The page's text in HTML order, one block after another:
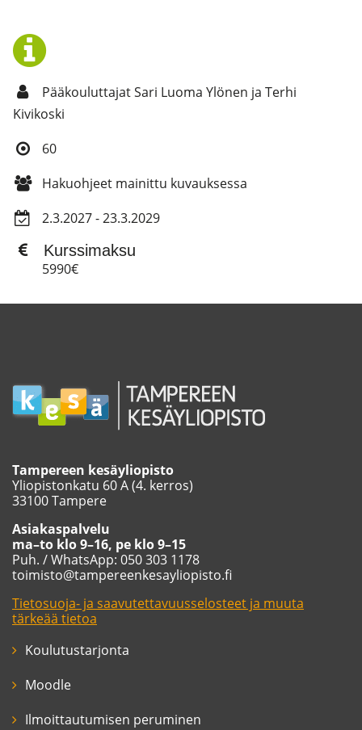
Pääkouluttajat Sari Luoma Ylönen ja Terhi
Kivikoski
60
Hakuohjeet mainittu kuvauksessa
2.3.2027 - 23.3.2029
Kurssimaksu
5990€
Tampereen kesäyliopisto
Yliopistonkatu 60 A (4. kerros)
33100 Tampere
Asiakaspalvelu
ma–to klo 9–16, pe klo 9–15
Puh. / WhatsApp: 050 303 1178
toimisto@tampereenkesayliopisto.fi
Tietosuoja- ja saavutettavuusselosteet ja muuta
tärkeää tietoa
Koulutustarjonta
Moodle
Ilmoittautumisen peruminen